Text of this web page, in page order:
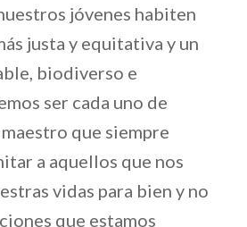
jóvenes habiten
justa y equitativa y un
biodiverso e
ser cada uno de
que siempre
a aquellos que nos
vidas para bien y no
que estamos